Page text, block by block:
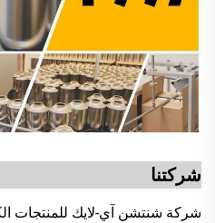
شركتنا
شركة شنتشن آي-لايك للمنتجات